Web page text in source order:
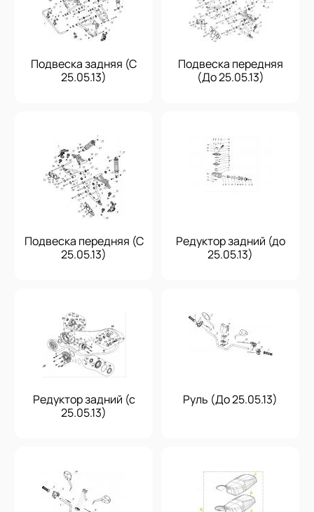
Подвеска задняя (С
25.05.13)
Подвеска передняя
(До 25.05.13)
Подвеска передняя (С
25.05.13)
Редуктор задний (до
25.05.13)
Редуктор задний (с
25.05.13)
Руль (До 25.05.13)